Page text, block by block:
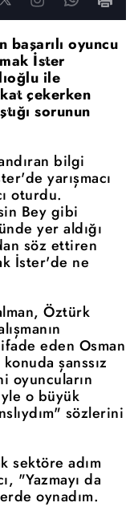
oyuncu
İster
ile
çekerken
sorunun
bilgi
yarışmacı
oturdu.
Bey gibi
yer aldığı
söz ettiren
İster'de ne
Öztürk
eden Osman
şanssız
oyuncuların
o büyük
sözlerini
sektöre adım
"Yazmayı da
oynadım.